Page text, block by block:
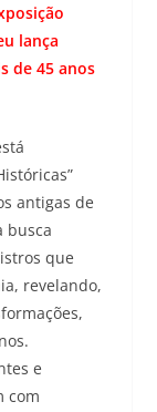
lança
de 45 anos
antigas de
busca
que
revelando,
e
com